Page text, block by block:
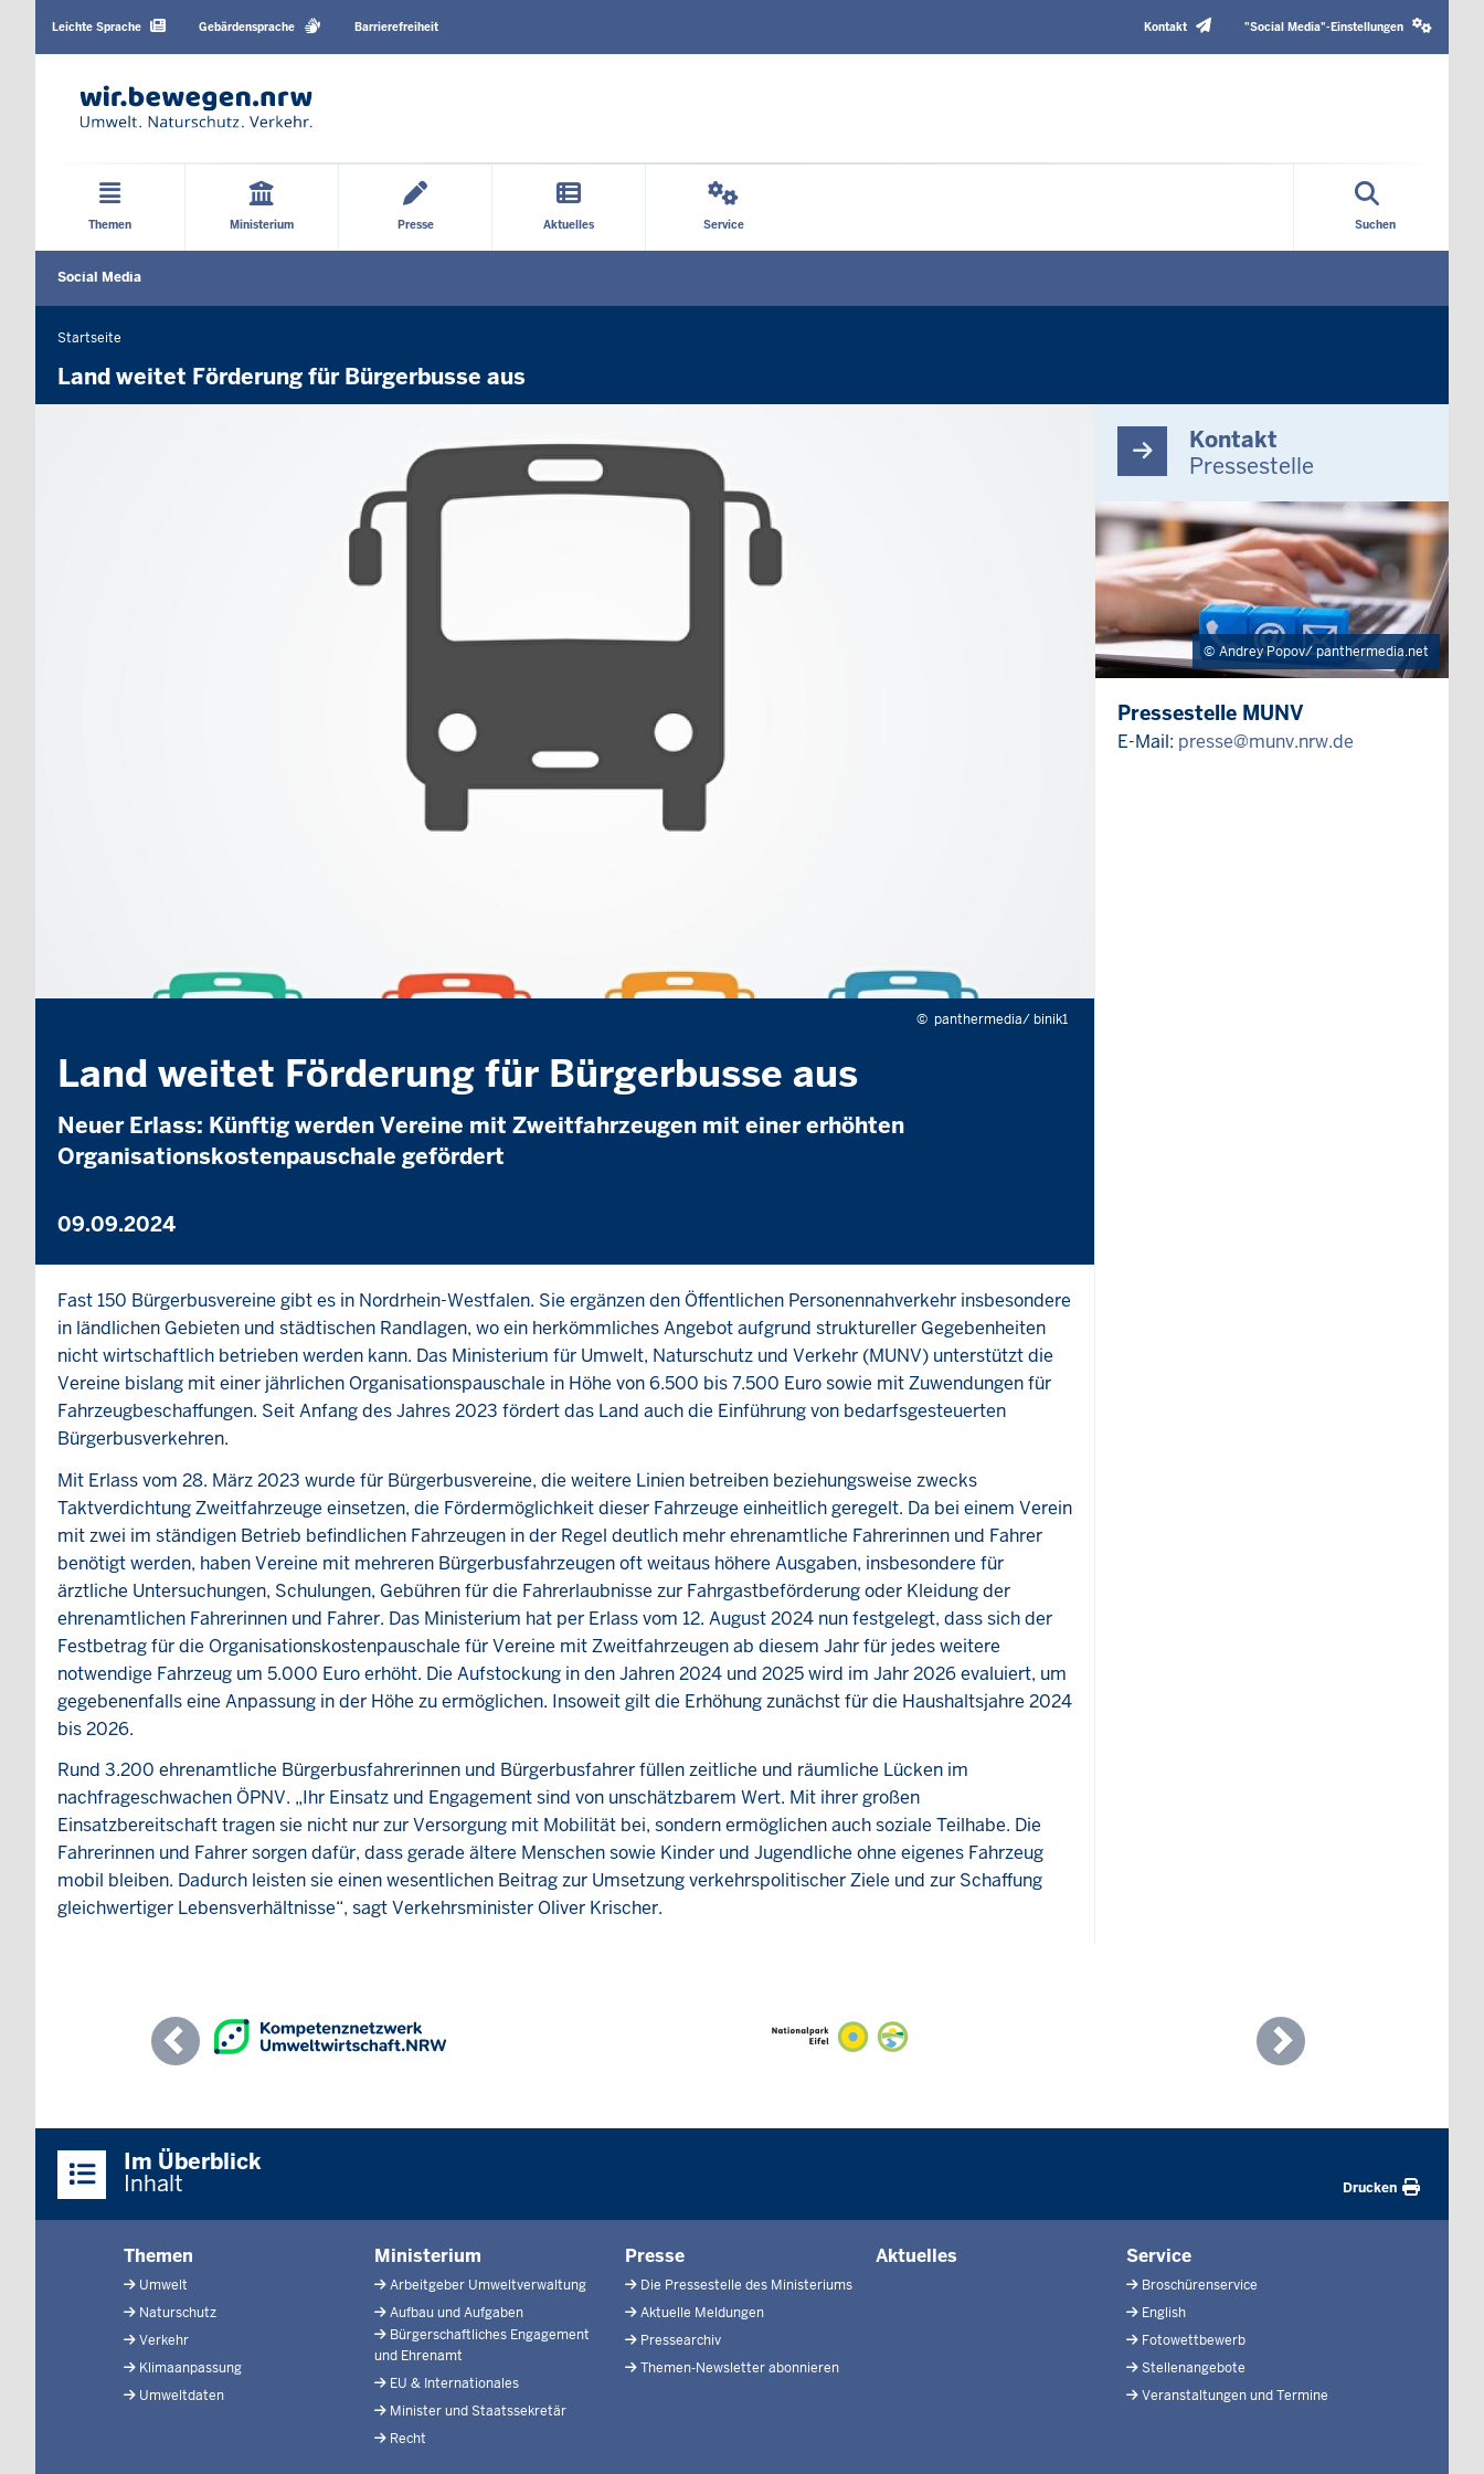
Sprachen
Leichte Sprache Gebärdensprache Barrierefreiheit
TopKontakt
media
"Social Media"-Einstellungen
Hauptmenü
Themen Ministerium Presse Aktuelles Service Suchen
Social Media
Sie
befinden
Startseite
Land weitet Förderung für Bürgerbusse aus
© panthermedia/ binik1
Land weitet Förderung für Bürgerbusse aus
Neuer Erlass: Künftig werden Vereine mit Zweitfahrzeugen mit einer erhöhten
Organisationskostenpauschale gefördert
09.09.2024
Fast 150 Bürgerbusvereine gibt es in Nordrhein-Westfalen. Sie ergänzen den Öffentlichen Personennahverkehr insbesondere
in ländlichen Gebieten und städtischen Randlagen, wo ein herkömmliches Angebot aufgrund struktureller Gegebenheiten
nicht wirtschaftlich betrieben werden kann. Das Ministerium für Umwelt, Naturschutz und Verkehr (MUNV) unterstützt die
Vereine bislang mit einer jährlichen Organisationspauschale in Höhe von 6.500 bis 7.500 Euro sowie mit Zuwendungen für
Fahrzeugbeschaffungen. Seit Anfang des Jahres 2023 fördert das Land auch die Einführung von bedarfsgesteuerten
Bürgerbusverkehren.
Mit Erlass vom 28. März 2023 wurde für Bürgerbusvereine, die weitere Linien betreiben beziehungsweise zwecks
Taktverdichtung Zweitfahrzeuge einsetzen, die Fördermöglichkeit dieser Fahrzeuge einheitlich geregelt. Da bei einem Verein
mit zwei im ständigen Betrieb befindlichen Fahrzeugen in der Regel deutlich mehr ehrenamtliche Fahrerinnen und Fahrer
benötigt werden, haben Vereine mit mehreren Bürgerbusfahrzeugen oft weitaus höhere Ausgaben, insbesondere für
ärztliche Untersuchungen, Schulungen, Gebühren für die Fahrerlaubnisse zur Fahrgastbeförderung oder Kleidung der
ehrenamtlichen Fahrerinnen und Fahrer. Das Ministerium hat per Erlass vom 12. August 2024 nun festgelegt, dass sich der
Festbetrag für die Organisationskostenpauschale für Vereine mit Zweitfahrzeugen ab diesem Jahr für jedes weitere
notwendige Fahrzeug um 5.000 Euro erhöht. Die Aufstockung in den Jahren 2024 und 2025 wird im Jahr 2026 evaluiert, um
gegebenenfalls eine Anpassung in der Höhe zu ermöglichen. Insoweit gilt die Erhöhung zunächst für die Haushaltsjahre 2024
bis 2026.
Rund 3.200 ehrenamtliche Bürgerbusfahrerinnen und Bürgerbusfahrer füllen zeitliche und räumliche Lücken im
nachfrageschwachen ÖPNV. „Ihr Einsatz und Engagement sind von unschätzbarem Wert. Mit ihrer großen
Einsatzbereitschaft tragen sie nicht nur zur Versorgung mit Mobilität bei, sondern ermöglichen auch soziale Teilhabe. Die
Fahrerinnen und Fahrer sorgen dafür, dass gerade ältere Menschen sowie Kinder und Jugendliche ohne eigenes Fahrzeug
mobil bleiben. Dadurch leisten sie einen wesentlichen Beitrag zur Umsetzung verkehrspolitischer Ziele und zur Schaffung
gleichwertiger Lebensverhältnisse“, sagt Verkehrsminister Oliver Krischer.
Kontakt
Pressestelle
Andrey Popov/ panthermedia.net
Pressestelle MUNV
E-Mail: presse@munv.nrw.de
Previous Next
Inhalte
Im Überblick
Inhalt Drucken
Fußzeile
Themen
Umwelt
Naturschutz
Verkehr
Klimaanpassung
Umweltdaten
Ministerium
Arbeitgeber Umweltverwaltung
Aufbau und Aufgaben
Bürgerschaftliches Engagement
und Ehrenamt
EU & Internationales
Minister und Staatssekretär
Recht
Presse
Die Pressestelle des Ministeriums
Aktuelle Meldungen
Pressearchiv
Themen-Newsletter abonnieren
Aktuelles Service
Broschürenservice
English
Fotowettbewerb
Stellenangebote
Veranstaltungen und Termine